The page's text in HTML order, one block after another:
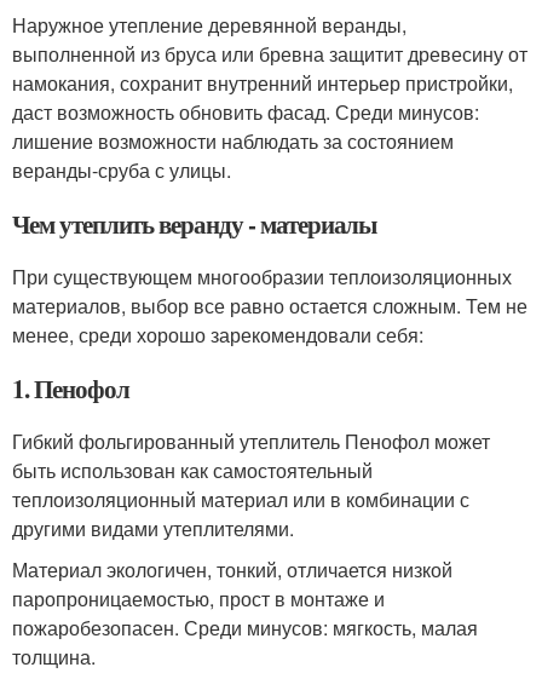
Наружное утепление деревянной веранды,
выполненной из бруса или бревна защитит древесину от
намокания, сохранит внутренний интерьер пристройки,
даст возможность обновить фасад. Среди минусов:
лишение возможности наблюдать за состоянием
веранды-сруба с улицы.
Чем утеплить веранду - материалы
При существующем многообразии теплоизоляционных
материалов, выбор все равно остается сложным. Тем не
менее, среди хорошо зарекомендовали себя:
1. Пенофол
Гибкий фольгированный утеплитель Пенофол может
быть использован как самостоятельный
теплоизоляционный материал или в комбинации с
другими видами утеплителями.
Материал экологичен, тонкий, отличается низкой
паропроницаемостью, прост в монтаже и
пожаробезопасен. Среди минусов: мягкость, малая
толщина.